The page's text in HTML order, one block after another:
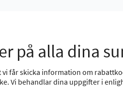
på alla dina
får skicka information om
Vi behandlar dina uppgifter i